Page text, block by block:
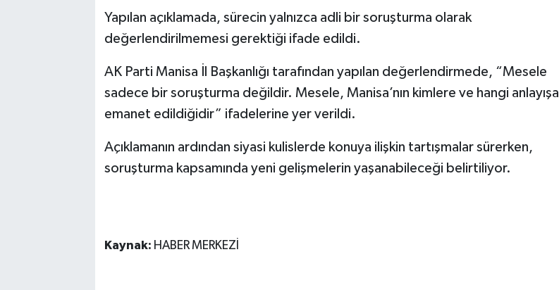
Yapılan açıklamada, sürecin yalnızca adli bir soruşturma olarak
değerlendirilmemesi gerektiği ifade edildi.
AK Parti Manisa İl Başkanlığı tarafından yapılan değerlendirmede, “Mesele
sadece bir soruşturma değildir. Mesele, Manisa’nın kimlere ve hangi anlayışa
emanet edildiğidir” ifadelerine yer verildi.
Açıklamanın ardından siyasi kulislerde konuya ilişkin tartışmalar sürerken,
soruşturma kapsamında yeni gelişmelerin yaşanabileceği belirtiliyor.
Kaynak: HABER MERKEZİ